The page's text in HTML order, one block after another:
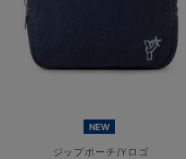
NEW
ジップポーチ/Yロゴ